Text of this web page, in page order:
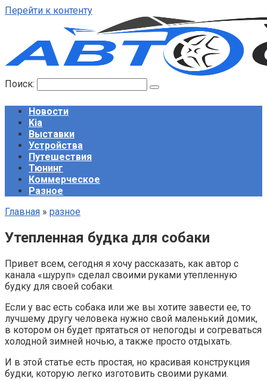
Перейти к контенту
Поиск:
Новости
Kia
Выставки
Устройства
Путешествия
Тюнинг
Коммерческое
Разное
Главная » разное
Утепленная будка для собаки
Привет всем, сегодня я хочу рассказать, как автор с
канала «шуруп» сделал своими руками утепленную
будку для своей собаки.
Если у вас есть собака или же вы хотите завести ее, то
лучшему другу человека нужно свой маленький домик,
в котором он будет прятаться от непогоды и согреваться
холодной зимней ночью, а также просто отдыхать.
И в этой статье есть простая, но красивая конструкция
будки, которую легко изготовить своими руками.